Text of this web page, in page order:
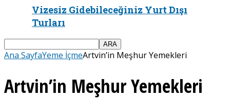
Vizesiz Gidebileceğiniz Yurt Dışı
Turları
Ana SayfaYeme İçmeArtvin’in Meşhur Yemekleri
Artvin’in Meşhur Yemekleri